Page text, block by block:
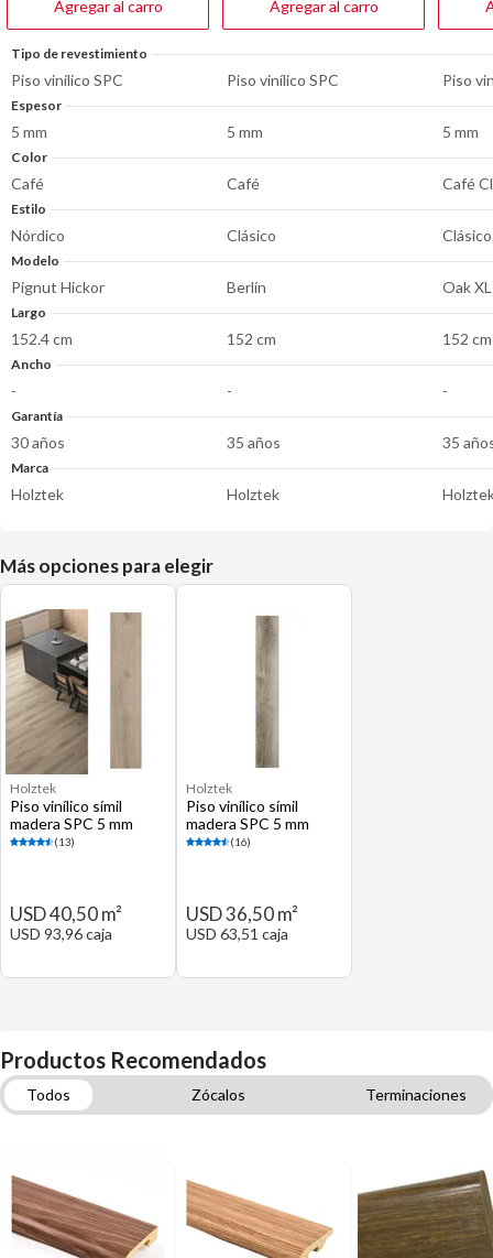
Agregar al carro Agregar al carro
Tipo de revestimiento
Piso vinílico SPC Piso vinílico SPC Piso
Espesor
5 mm 5 mm 5 mm
Color
Café Café Café
Estilo
Nórdico Clásico Clásico
Modelo
Pignut Hickor Berlín Oak XL
Largo
152.4 cm 152 cm 152 cm
Ancho
- - -
Garantía
30 años 35 años 35
Marca
Holztek Holztek
Más opciones para elegir
Holztek
Piso vinílico símil
madera SPC 5 mm
Berlín café mate 2.32
(13)
USD 40,50 m²
USD 93,96 caja
Holztek
Piso vinílico símil
madera SPC 5 mm
Pelican beige mate
(16)
USD 36,50 m²
USD 63,51 caja
Productos Recomendados
Todos Zócalos
Terminaciones